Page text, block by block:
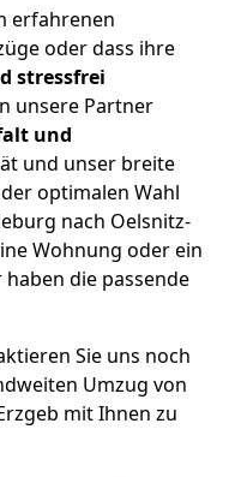
erfahrenen
oder dass ihre
stressfrei
unsere Partner
und
und unser breite
optimalen Wahl
nach Oelsnitz-
Wohnung oder ein
die passende
Sie uns noch
Umzug von
mit Ihnen zu